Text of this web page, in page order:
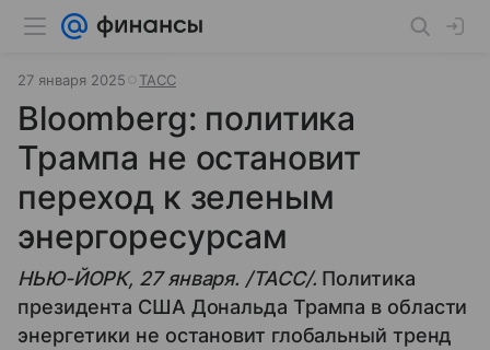
27 января 2025 ТАСС
Bloomberg: политика
Трампа не остановит
переход к зеленым
энергоресурсам
НЬЮ-ЙОРК, 27 января. /ТАСС/. Политика
президента США Дональда Трампа в области
энергетики не остановит глобальный тренд